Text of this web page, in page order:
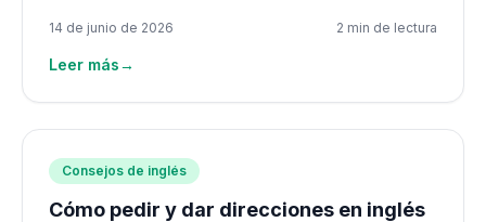
14 de junio de 2026 2 min de lectura
Leer más→
Consejos de inglés
Cómo pedir y dar direcciones en inglés